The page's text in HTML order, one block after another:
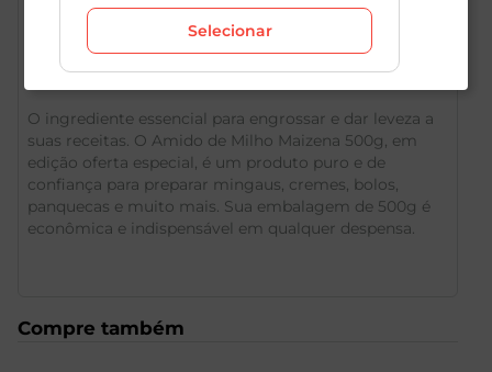
Descrição do Produto
O ingrediente essencial para engrossar e dar leveza a
suas receitas. O Amido de Milho Maizena 500g, em
edição oferta especial, é um produto puro e de
confiança para preparar mingaus, cremes, bolos,
panquecas e muito mais. Sua embalagem de 500g é
econômica e indispensável em qualquer despensa.
Compre também
Selecionar